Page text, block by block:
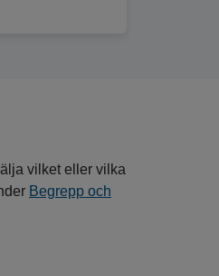
vilket eller vilka
Begrepp och